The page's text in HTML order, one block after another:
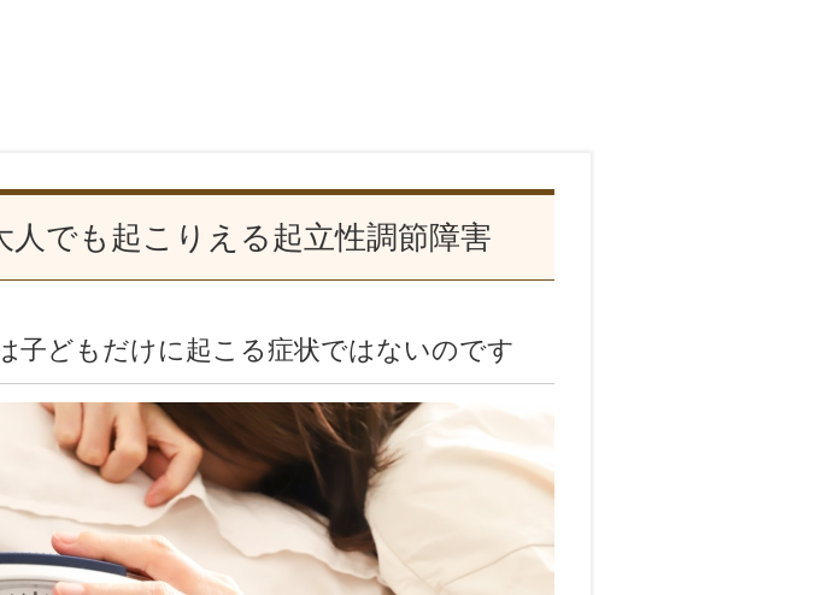
人でも起こりえる起立性調節障害
子どもだけに起こる症状ではないのです